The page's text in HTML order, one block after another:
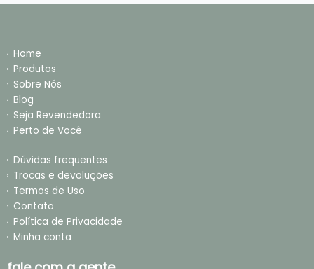
Home
Produtos
Sobre Nós
Blog
Seja Revendedora
Perto de Você
Dúvidas frequentes
Trocas e devoluções
Termos de Uso
Contato
Política de Privacidade
Minha conta